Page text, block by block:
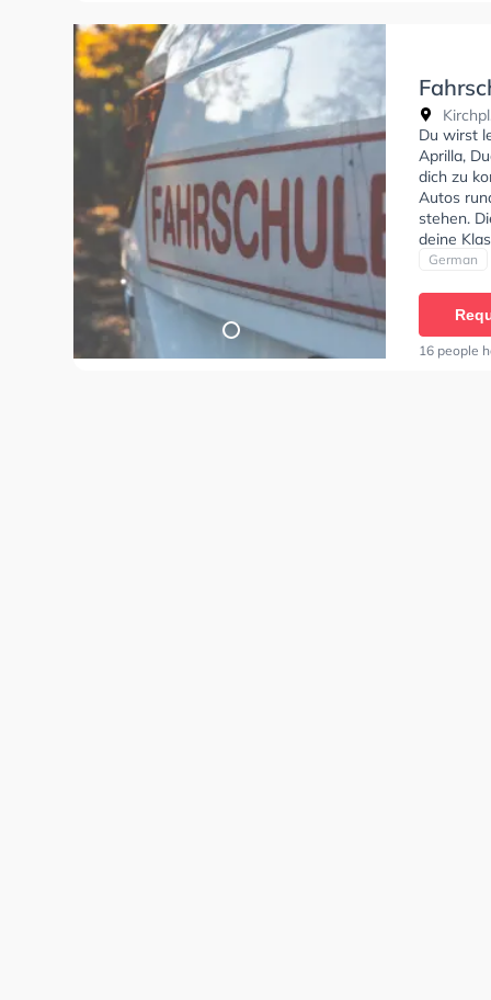
Du wirst
Aprilla,
dich zu
Autos
stehen.
deine
Klasse
und
können
German
16 people